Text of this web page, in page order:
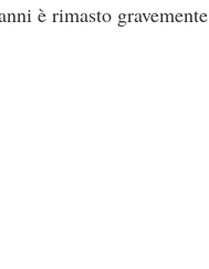
è rimasto gravemente